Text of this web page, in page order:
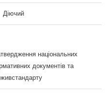
Діючий
національних
документів та